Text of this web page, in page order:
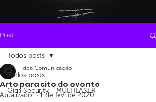
Post
Todos posts
Giga Security - MULTILASER
Todos posts
Arte para site de evento
Idea Comunicação
Atualizado:21 de fev. de 2020